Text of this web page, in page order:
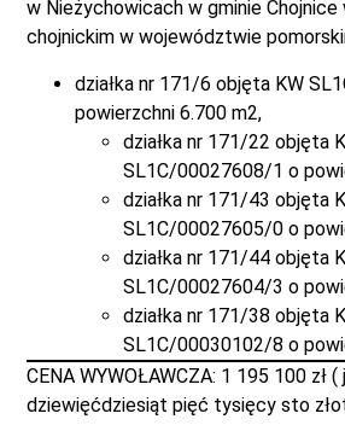
w Nieżychowicach w gminie
chojnickim w województwie
działka nr 171/6 objęta KW
powierzchni 6.700 m2,
działka nr 171/22 objęta
SL1C/00027608/1 o
działka nr 171/43 objęta
SL1C/00027605/0 o
działka nr 171/44 objęta
SL1C/00027604/3 o
działka nr 171/38 objęta
SL1C/00030102/8 o
CENA WYWOŁAWCZA: 1 195 100 zł
dziewięćdziesiąt pięć tysięcy sto